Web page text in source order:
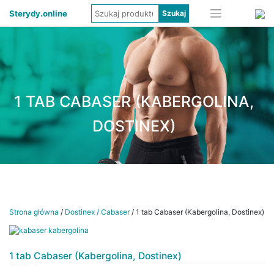
Sterydy.online
1 TAB CABASER (KABERGOLINA,
DOSTINEX)
Strona główna / Dostinex / Cabaser/ 1 tab Cabaser (Kabergolina, Dostinex)
1 tab Cabaser (Kabergolina, Dostinex)